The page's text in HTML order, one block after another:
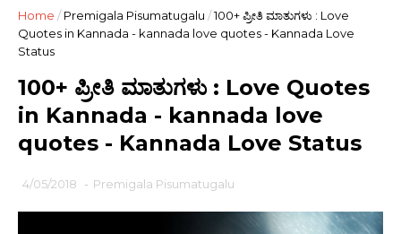
Home / Premigala Pisumatugalu /100+ ಪ್ರೀತಿ ಮಾತುಗಳು : Love
Quotes in Kannada - kannada love quotes - Kannada Love
Status
100+ ಪ್ರೀತಿ ಮಾತುಗಳು : Love Quotes
in Kannada - kannada love
quotes - Kannada Love Status
4/05/2018 - Premigala Pisumatugalu